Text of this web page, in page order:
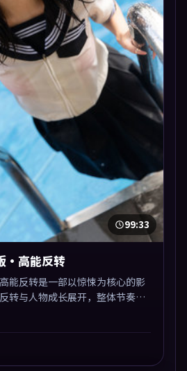
99:33
·高能反转
反转是一部以惊悚为核心的影
转与人物成长展开，整体节奏紧